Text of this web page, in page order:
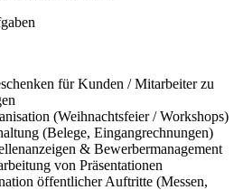
für Kunden / Mitarbeiter zu
(Weihnachtsfeier / Workshops)
(Belege, Eingangrechnungen)
& Bewerbermanagement
von Präsentationen
öffentlicher Auftritte (Messen,